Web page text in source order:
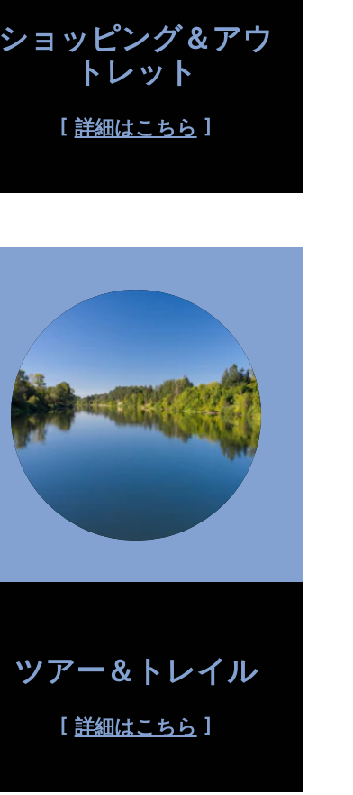
ショッピング＆アウ
トレット
詳細はこちら
ツアー＆トレイル
詳細はこちら